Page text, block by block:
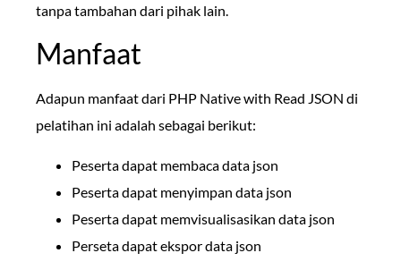
tanpa tambahan dari pihak lain.
Manfaat
Adapun manfaat dari PHP Native with Read JSON di
pelatihan ini adalah sebagai berikut:
Peserta dapat membaca data json
Peserta dapat menyimpan data json
Peserta dapat memvisualisasikan data json
Perseta dapat ekspor data json